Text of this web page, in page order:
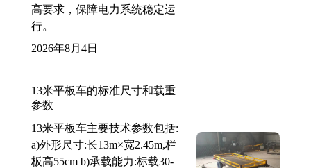
高要求，保障电力系统稳定运
行。
2026年8月4日
13米平板车的标准尺寸和载重
参数
13米平板车主要技术参数包括:
a)外形尺寸:长13m×宽2.45m,栏
板高55cm b)承载能力:标载30-